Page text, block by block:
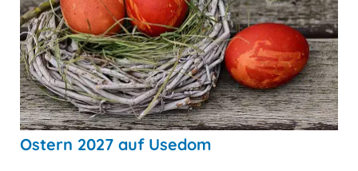
Ostern 2027 auf Usedom